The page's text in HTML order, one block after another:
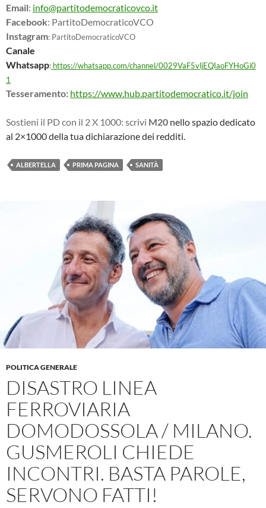
Email: info@partitodemocraticovco.it
Facebook: PartitoDemocraticoVCO
Instagram: PartitoDemocraticoVCO
Canale
Whatsapp: https://whatsapp.com/channel/0029VaF5vljEQIaoFYHoGi0
1
Tesseramento: https://www.hub.partitodemocratico.it/join
Sostieni il PD con il 2 X 1000: scrivi M20 nello spazio dedicato
al 2×1000 della tua dichiarazione dei redditi.
ALBERTELLA PRIMA PAGINA SANITÀ
POLITICA GENERALE
DISASTRO LINEA
FERROVIARIA
DOMODOSSOLA / MILANO.
GUSMEROLI CHIEDE
INCONTRI. BASTA PAROLE,
SERVONO FATTI!